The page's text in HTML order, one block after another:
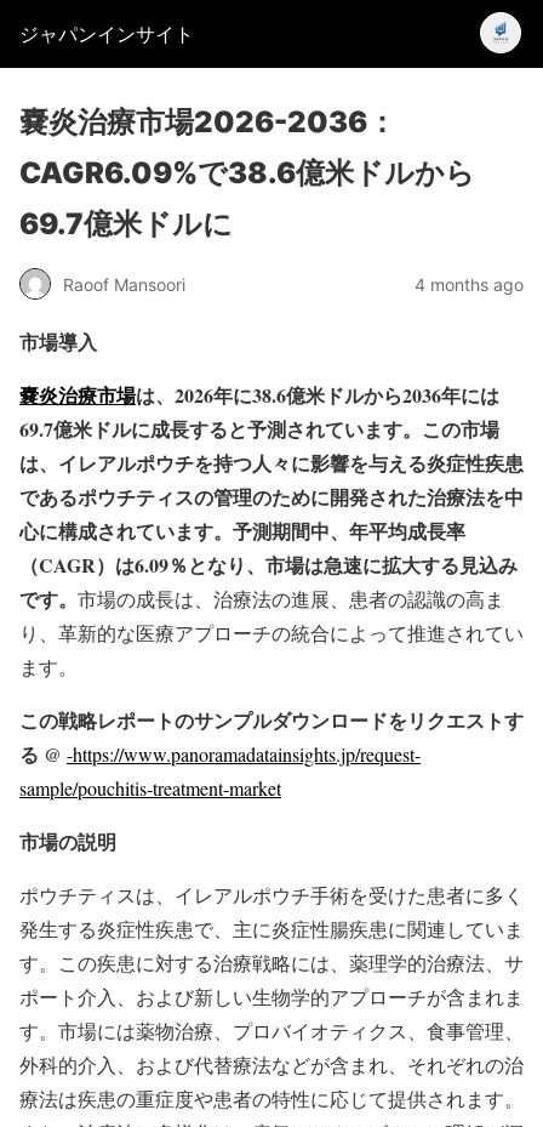
ジャパンインサイト
嚢炎治療市場2026-2036：
CAGR6.09%で38.6億米ドルから
69.7億米ドルに
Raoof Mansoori 4 months ago
市場導入
嚢炎治療市場は、2026年に38.6億米ドルから2036年には
69.7億米ドルに成長すると予測されています。この市場
は、イレアルポウチを持つ人々に影響を与える炎症性疾患
であるポウチティスの管理のために開発された治療法を中
心に構成されています。予測期間中、年平均成長率
（CAGR）は6.09％となり、市場は急速に拡大する見込み
です。 市場の成長は、治療法の進展、患者の認識の高ま
り、革新的な医療アプローチの統合によって推進されてい
ます。
この戦略レポートのサンプルダウンロードをリクエストす
る @ -https://www.panoramadatainsights.jp/request-
sample/pouchitis-treatment-market
市場の説明
ポウチティスは、イレアルポウチ手術を受けた患者に多く
発生する炎症性疾患で、主に炎症性腸疾患に関連していま
す。この疾患に対する治療戦略には、薬理学的治療法、サ
ポート介入、および新しい生物学的アプローチが含まれま
す。市場には薬物治療、プロバイオティクス、食事管理、
外科的介入、および代替療法などが含まれ、それぞれの治
療法は疾患の重症度や患者の特性に応じて提供されます。